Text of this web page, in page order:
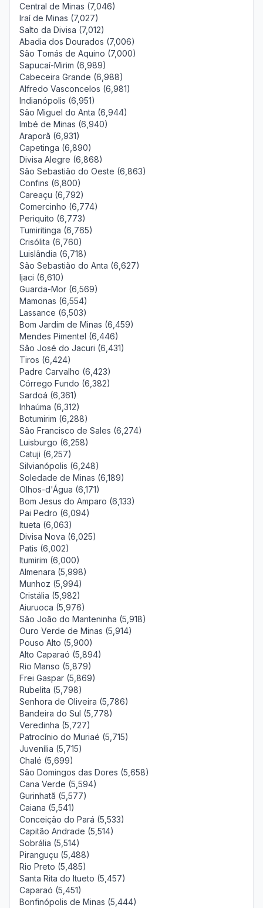
Central de Minas (7,046)
Iraí de Minas (7,027)
Salto da Divisa (7,012)
Abadia dos Dourados (7,006)
São Tomás de Aquino (7,000)
Sapucaí-Mirim (6,989)
Cabeceira Grande (6,988)
Alfredo Vasconcelos (6,981)
Indianópolis (6,951)
São Miguel do Anta (6,944)
Imbé de Minas (6,940)
Araporã (6,931)
Capetinga (6,890)
Divisa Alegre (6,868)
São Sebastião do Oeste (6,863)
Confins (6,800)
Careaçu (6,792)
Comercinho (6,774)
Periquito (6,773)
Tumiritinga (6,765)
Crisólita (6,760)
Luislândia (6,718)
São Sebastião do Anta (6,627)
Ijaci (6,610)
Guarda-Mor (6,569)
Mamonas (6,554)
Lassance (6,503)
Bom Jardim de Minas (6,459)
Mendes Pimentel (6,446)
São José do Jacuri (6,431)
Tiros (6,424)
Padre Carvalho (6,423)
Córrego Fundo (6,382)
Sardoá (6,361)
Inhaúma (6,312)
Botumirim (6,288)
São Francisco de Sales (6,274)
Luisburgo (6,258)
Catuji (6,257)
Silvianópolis (6,248)
Soledade de Minas (6,189)
Olhos-d'Água (6,171)
Bom Jesus do Amparo (6,133)
Pai Pedro (6,094)
Itueta (6,063)
Divisa Nova (6,025)
Patis (6,002)
Itumirim (6,000)
Almenara (5,998)
Munhoz (5,994)
Cristália (5,982)
Aiuruoca (5,976)
São João do Manteninha (5,918)
Ouro Verde de Minas (5,914)
Pouso Alto (5,900)
Alto Caparaó (5,894)
Rio Manso (5,879)
Frei Gaspar (5,869)
Rubelita (5,798)
Senhora de Oliveira (5,786)
Bandeira do Sul (5,778)
Veredinha (5,727)
Patrocínio do Muriaé (5,715)
Juvenília (5,715)
Chalé (5,699)
São Domingos das Dores (5,658)
Cana Verde (5,594)
Gurinhatã (5,577)
Caiana (5,541)
Conceição do Pará (5,533)
Capitão Andrade (5,514)
Sobrália (5,514)
Piranguçu (5,488)
Rio Preto (5,485)
Santa Rita do Itueto (5,457)
Caparaó (5,451)
Bonfinópolis de Minas (5,444)